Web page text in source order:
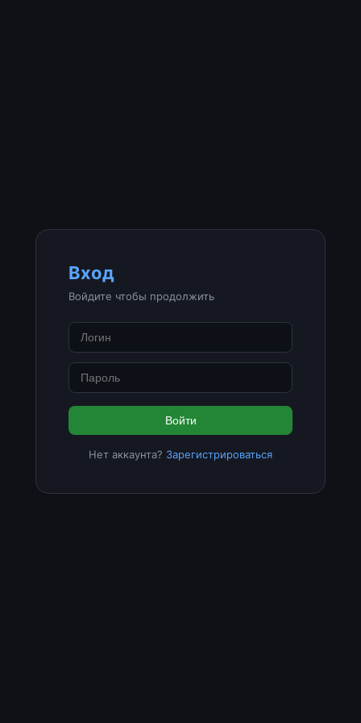
Вход
Войдите чтобы продолжить
Войти
Нет аккаунта? Зарегистрироваться